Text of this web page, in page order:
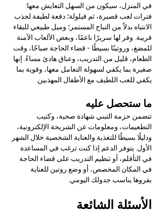
في المنزل، سيكون من السهل التعايش معها:
فترات لعب قصيرة، ثم قيلولة؛ دفعة لطيفة لجذب
الانتباه بدلاً من النباح المستمر؛ وميل طبيعي للبقاء
قريبة. وفر لها سريرًا ناعمًا، وبعض الألعاب الآمنة
للمضغ، وروتينًا بسيطًا - قضاء الحاجة صباحًا، وقت
الطعام، قليل من التدريب، وعناق هادئ مساءً. إنها
صغيرة بما يكفي لسهولة التعامل معها، وقوية بما
يكفي للعب اللطيف مع الأطفال المهذبين.
ما ستحصل عليه
تتضمن حزمة التبني شهادة صحية، وكتيب
التطعيمات، ومعلومات عن الشريحة الإلكترونية،
ودليلًا بسيطًا للتغذية والعناية الشخصية خلال الشهر
الأول. يتوفر الدعم إذا كنت ترغب في المساعدة
في التأقلم، أو تنظيم التدريب على قضاء الحاجة
في المكان المخصص، أو وضع روتين للعناية
بفروها يناسب جدولك اليومي.
الأسئلة الشائعة